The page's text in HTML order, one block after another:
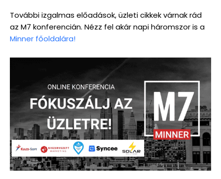
További izgalmas előadások, üzleti cikkek várnak rád
az M7 konferencián. Nézz fel akár napi háromszor is a
Minner főoldalára!